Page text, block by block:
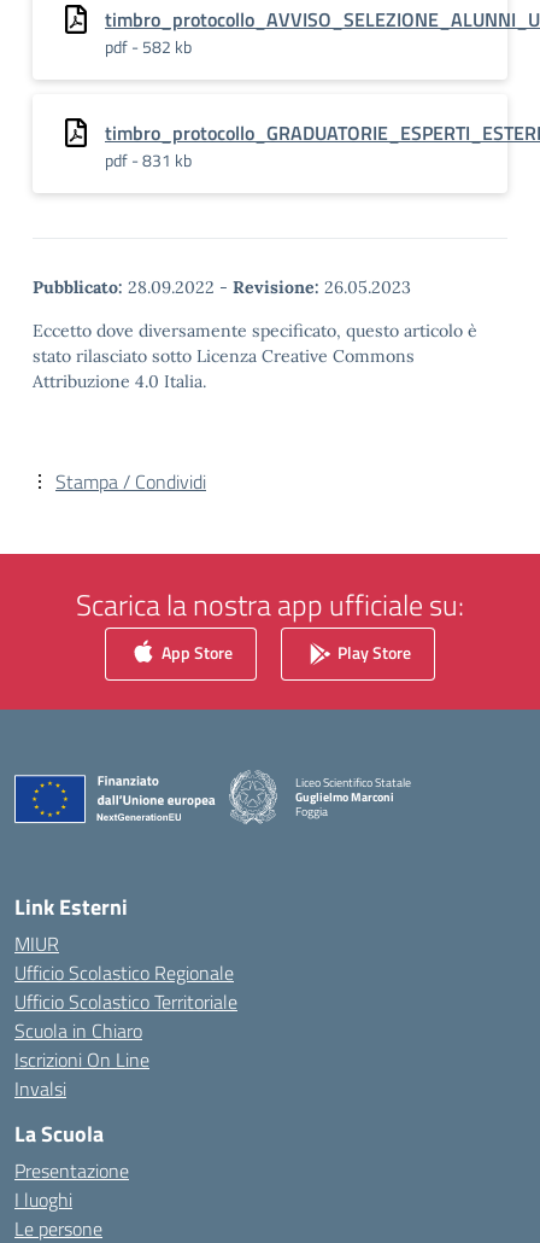
pdf - 582 kb
pdf - 831 kb
Pubblicato: 28.09.2022 - Revisione: 26.05.2023
Eccetto dove diversamente specificato, questo articolo è
stato rilasciato sotto Licenza Creative Commons
Attribuzione 4.0 Italia.
Stampa / Condividi
Scarica la nostra app ufficiale su:
App Store Play Store
Liceo Scientifico Statale
Guglielmo Marconi
Foggia
— Visita la pagina iniziale della scuola
Link Esterni
MIUR
Ufficio Scolastico Regionale
Ufficio Scolastico Territoriale
Scuola in Chiaro
Iscrizioni On Line
Invalsi
La Scuola
Presentazione
I luoghi
Le persone